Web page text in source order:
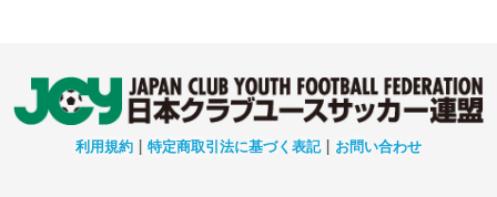
利用規約 | 特定商取引法に基づく表記| お問い合わせ